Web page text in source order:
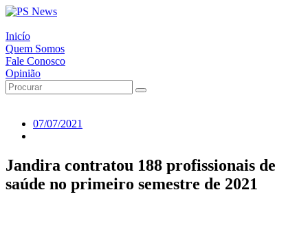
Inicío
Quem Somos
Fale Conosco
Opinião
07/07/2021
Jandira contratou 188 profissionais de
saúde no primeiro semestre de 2021